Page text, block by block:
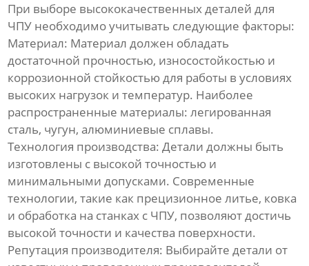
При выборе высококачественных деталей для
ЧПУ необходимо учитывать следующие факторы:
Материал: Материал должен обладать
достаточной прочностью, износостойкостью и
коррозионной стойкостью для работы в условиях
высоких нагрузок и температур. Наиболее
распространенные материалы: легированная
сталь, чугун, алюминиевые сплавы.
Технология производства: Детали должны быть
изготовлены с высокой точностью и
минимальными допусками. Современные
технологии, такие как прецизионное литье, ковка
и обработка на станках с ЧПУ, позволяют достичь
высокой точности и качества поверхности.
Репутация производителя: Выбирайте детали от